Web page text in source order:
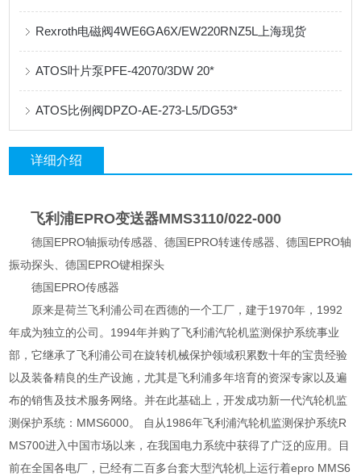
Rexroth电磁阀4WE6GA6X/EW220RNZ5L上海现货
ATOS叶片泵PFE-42070/3DW 20*
ATOS比例阀DPZO-AE-273-L5/DG53*
详细介绍
飞利浦EPRO变送器MMS3110/022-000
德国EPRO轴振动传感器、德国EPRO转速传感器、德国EPRO轴
振动探头、德国EPRO键相探头
德国EPRO传感器
原来是荷兰飞利浦公司在西德的一个工厂，建于1970年，1992
年成为独立的公司。1994年并购了飞利浦汽轮机监测保护系统事业
部，它继承了飞利浦公司在旋转机械保护领域积累数十年的宝贵经验
以及装备精良的生产设施，尤其是飞利浦多年培育的资深专家以及遍
布的销售及技术服务网络。并在此基础上，开发成功新一代汽轮机监
测保护系统：MMS6000。 自从1986年飞利浦汽轮机监测保护系统R
MS700进入中国市场以来，在我国电力系统中获得了广泛的应用。目
前在全国各电厂，已经有二百多台套大型汽轮机上运行着epro MMS6